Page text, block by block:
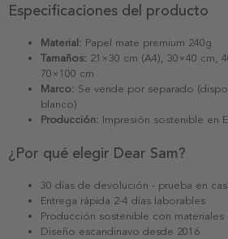
Especificaciones del producto
Material: Papel mate premium 240g
Tamaños: 21×30 cm (A4), 30×40 cm,
70×100 cm
Marco: Se vende por separado
blanco)
Producción: Impresión sostenible en
¿Por qué elegir Dear Sam?
30 días de devolución - prueba en
Entrega rápida 2-4 días laborables
Producción sostenible con
Diseño escandinavo desde 2016